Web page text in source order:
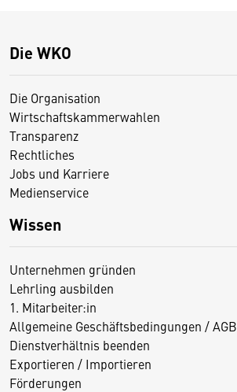
Die WKO
Die Organisation
Wirtschaftskammerwahlen
Transparenz
Rechtliches
Jobs und Karriere
Medienservice
Wissen
Unternehmen gründen
Lehrling ausbilden
1. Mitarbeiter:in
Allgemeine Geschäftsbedingungen / AGB
Dienstverhältnis beenden
Exportieren / Importieren
Förderungen